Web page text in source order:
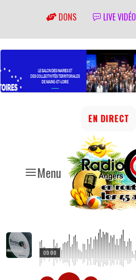
DONS LIVE VIDÉO
Menu
EN DIRECT
00:00